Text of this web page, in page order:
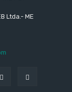
Ltda.- ME